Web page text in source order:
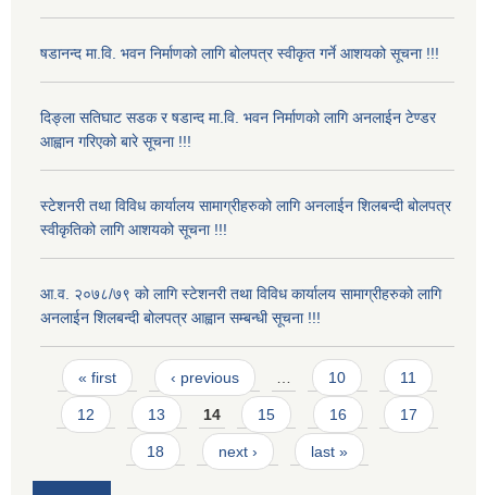
षडानन्द मा.वि. भवन निर्माणको लागि बोलपत्र स्वीकृत गर्ने आशयको सूचना !!!
दिङ्ला सतिघाट सडक र षडान्द मा.वि. भवन निर्माणको लागि अनलाईन टेण्डर
आह्वान गरिएको बारे सूचना !!!
स्टेशनरी तथा विविध कार्यालय सामाग्रीहरुको लागि अनलाईन शिलबन्दी बोलपत्र
स्वीकृतिको लागि आशयको सूचना !!!
आ.व. २०७८/७९ को लागि स्टेशनरी तथा विविध कार्यालय सामाग्रीहरुको लागि
अनलाईन शिलबन्दी बोलपत्र आह्वान सम्बन्धी सूचना !!!
Pages
« first ‹ previous 10 11
12 13 14 15 16 17
18 next › last »